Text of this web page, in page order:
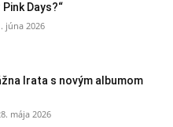
Days?“
júna 2026
Irata s novým albumom
mája 2026